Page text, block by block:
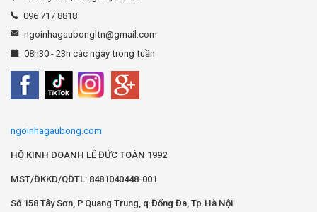
096 717 8818
ngoinhagaubongltn@gmail.com
08h30 - 23h các ngày trong tuần
ngoinhagaubong.com
HỘ KINH DOANH LÊ ĐỨC TOÀN 1992
MST/ĐKKD/QĐTL: 8481040448-001
Số 158 Tây Sơn, P.Quang Trung, q.Đống Đa, Tp.Hà Nội